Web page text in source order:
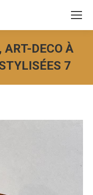
DECO À
7
êtes ici :